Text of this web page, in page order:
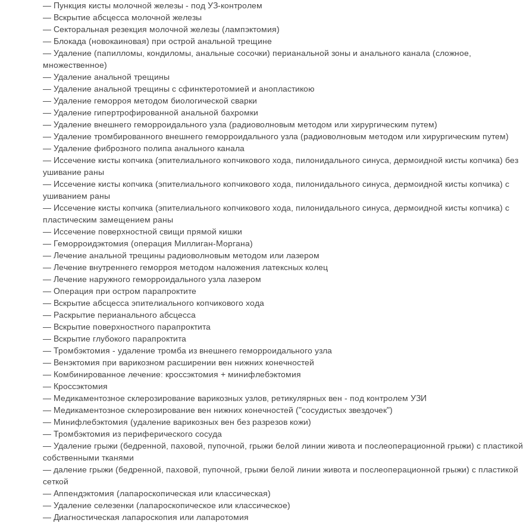
— Пункция кисты молочной железы - под УЗ-контролем
— Вскрытие абсцесса молочной железы
— Секторальная резекция молочной железы (лампэктомия)
— Блокада (новокаиновая) при острой анальной трещине
— Удаление (папилломы, кондиломы, анальные сосочки) перианальной зоны и анального канала (сложное,
множественное)
— Удаление анальной трещины
— Удаление анальной трещины с сфинктеротомией и анопластикою
— Удаление геморроя методом биологической сварки
— Удаление гипертрофированной анальной бахромки
— Удаление внешнего геморроидального узла (радиоволновым методом или хирургическим путем)
— Удаление тромбированного внешнего геморроидального узла (радиоволновым методом или хирургическим путем)
— Удаление фиброзного полипа анального канала
— Иссечение кисты копчика (эпителиального копчикового хода, пилонидального синуса, дермоидной кисты копчика) без
ушивание раны
— Иссечение кисты копчика (эпителиального копчикового хода, пилонидального синуса, дермоидной кисты копчика) с
ушиванием раны
— Иссечение кисты копчика (эпителиального копчикового хода, пилонидального синуса, дермоидной кисты копчика) с
пластическим замещением раны
— Иссечение поверхностной свищи прямой кишки
— Геморроидэктомия (операция Миллиган-Моргана)
— Лечение анальной трещины радиоволновым методом или лазером
— Лечение внутреннего геморроя методом наложения латексных колец
— Лечение наружного геморроидального узла лазером
— Операция при остром парапроктите
— Вскрытие абсцесса эпителиального копчикового хода
— Раскрытие перианального абсцесса
— Вскрытие поверхностного парапроктита
— Вскрытие глубокого парапроктита
— Тромбэктомия - удаление тромба из внешнего геморроидального узла
— Венэктомия при варикозном расширении вен нижних конечностей
— Комбинированное лечение: кроссэктомия + минифлебэктомия
— Кроссэктомия
— Медикаментозное склерозирование варикозных узлов, ретикулярных вен - под контролем УЗИ
— Медикаментозное склерозирование вен нижних конечностей ("сосудистых звездочек")
— Минифлебэктомия (удаление варикозных вен без разрезов кожи)
— Тромбэктомия из периферического сосуда
— Удаление грыжи (бедренной, паховой, пупочной, грыжи белой линии живота и послеоперационной грыжи) с пластикой
собственными тканями
— даление грыжи (бедренной, паховой, пупочной, грыжи белой линии живота и послеоперационной грыжи) с пластикой
сеткой
— Аппендэктомия (лапароскопическая или классическая)
— Удаление селезенки (лапароскопическое или классическое)
— Диагностическая лапароскопия или лапаротомия